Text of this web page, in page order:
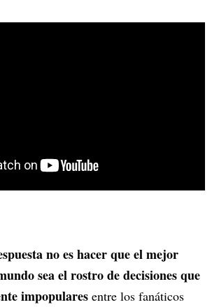
no es hacer que el mejor
sea el rostro de decisiones que
impopulares entre los fanáticos